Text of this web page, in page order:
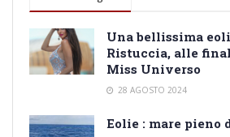
Una bellissima
Ristuccia, alle
Miss Universo
28 AGOSTO 2024
Eolie : mare pieno